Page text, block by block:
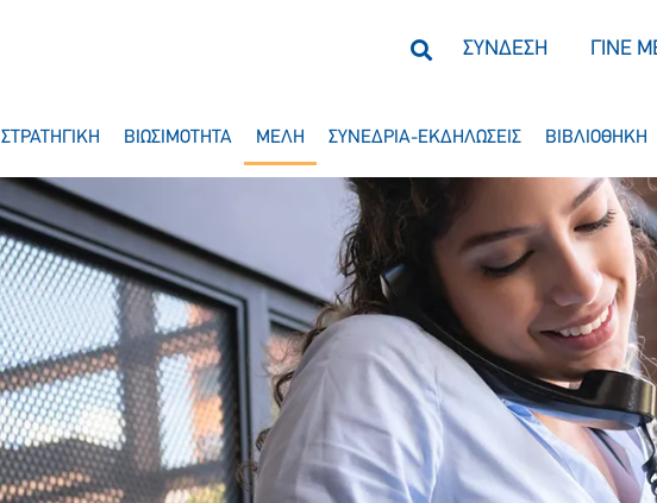
ΣΥΝΔΕΣΗ ΓΙΝΕ
ΣΤΡΑΤΗΓΙΚΗ ΒΙΩΣΙΜΟΤΗΤΑ ΜΕΛΗ ΣΥΝΕΔΡΙΑ-ΕΚΔΗΛΩΣΕΙΣ ΒΙΒΛΙΟΘΗΚΗ